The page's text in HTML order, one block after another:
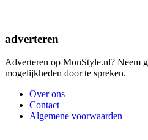
adverteren
Adverteren op MonStyle.nl? Neem
mogelijkheden door te spreken.
Over ons
Contact
Algemene voorwaarden